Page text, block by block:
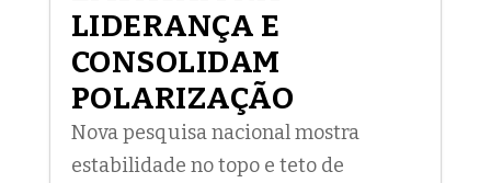
LIDERANÇA E
CONSOLIDAM
POLARIZAÇÃO
Nova pesquisa nacional mostra
estabilidade no topo e teto de